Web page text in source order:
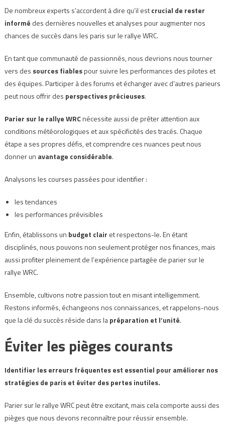
De nombreux experts s’accordent à dire qu’il estcrucial de rester
informé des dernières nouvelles et analyses pour augmenter nos
chances de succès dans les paris sur le rallye WRC.
En tant que communauté de passionnés, nous devrions nous tourner
vers des sources fiablespour suivre les performances des pilotes et
des équipes. Participer à des forums et échanger avec d’autres parieurs
peut nous offrir des perspectives précieuses.
Parier sur le rallye WRCnécessite aussi de prêter attention aux
conditions météorologiques et aux spécificités des tracés. Chaque
étape a ses propres défis, et comprendre ces nuances peut nous
donner un avantage considérable.
Analysons les courses passées pour identifier :
les tendances
les performances prévisibles
Enfin, établissons un budget clair et respectons-le. En étant
disciplinés, nous pouvons non seulement protéger nos finances, mais
aussi profiter pleinement de l’expérience partagée de parier sur le
rallye WRC.
Ensemble, cultivons notre passion tout en misant intelligemment.
Restons informés, échangeons nos connaissances, et rappelons-nous
que la clé du succès réside dans lapréparation et l’unité.
Éviter les pièges courants
Identifier les erreurs fréquentes est essentiel pour améliorer nos
stratégies de paris et éviter des pertes inutiles.
Parier sur le rallye WRC peut être excitant, mais cela comporte aussi des
pièges que nous devons reconnaître pour réussir ensemble.